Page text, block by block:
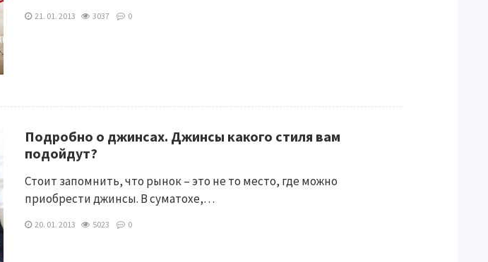
21. 01. 2013 3037 0
Подробно о джинсах. Джинсы какого стиля вам
подойдут?
Стоит запомнить, что рынок – это не то место, где можно
приобрести джинсы. В суматохе,…
20. 01. 2013 5023 0